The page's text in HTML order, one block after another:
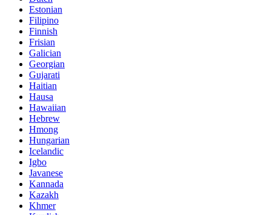
Estonian
Filipino
Finnish
Frisian
Galician
Georgian
Gujarati
Haitian
Hausa
Hawaiian
Hebrew
Hmong
Hungarian
Icelandic
Igbo
Javanese
Kannada
Kazakh
Khmer